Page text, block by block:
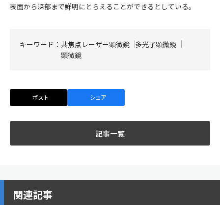
表面から深部まで鮮明にとらえることができるとしている。
キーワード： 共焦点レーザー顕微鏡 多光子顕微鏡
顕微鏡
ポスト シェア
記事一覧
関連記事